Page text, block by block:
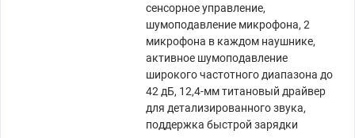
сенсорное управление,
шумоподавление микрофона, 2
микрофона в каждом наушнике,
активное шумоподавление
широкого частотного диапазона до
42 дБ, 12,4-мм титановый драйвер
для детализированного звука,
поддержка быстрой зарядки